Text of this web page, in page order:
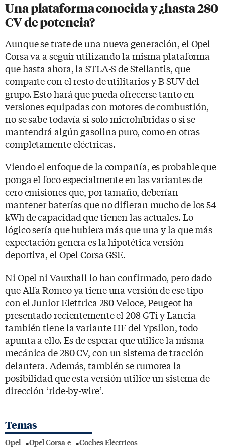
Una plataforma conocida y ¿hasta 280
CV de potencia?
Aunque se trate de una nueva generación, el Opel
Corsa va a seguir utilizando la misma plataforma
que hasta ahora, la STLA-S de Stellantis, que
comparte con el resto de utilitarios y B SUV del
grupo. Esto hará que pueda ofrecerse tanto en
versiones equipadas con motores de combustión,
no se sabe todavía si solo microhíbridas o si se
mantendrá algún gasolina puro, como en otras
completamente eléctricas.
Viendo el enfoque de la compañía, es probable que
ponga el foco especialmente en las variantes de
cero emisiones que, por tamaño, deberían
mantener baterías que no difieran mucho de los 54
kWh de capacidad que tienen las actuales. Lo
lógico sería que hubiera más que una y la que más
expectación genera es la hipotética versión
deportiva, el Opel Corsa GSE.
Ni Opel ni Vauxhall lo han confirmado, pero dado
que Alfa Romeo ya tiene una versión de ese tipo
con el Junior Elettrica 280 Veloce, Peugeot ha
presentado recientemente el 208 GTi y Lancia
también tiene la variante HF del Ypsilon, todo
apunta a ello. Es de esperar que utilice la misma
mecánica de 280 CV, con un sistema de tracción
delantera. Además, también se rumorea la
posibilidad que esta versión utilice un sistema de
dirección ‘ride-by-wire’.
Temas
Opel Opel Corsa-e Coches Eléctricos